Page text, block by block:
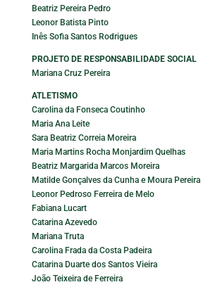
Beatriz Pereira Pedro
Leonor Batista Pinto
Inês Sofia Santos Rodrigues
PROJETO DE RESPONSABILIDADE SOCIAL
Mariana Cruz Pereira
ATLETISMO
Carolina da Fonseca Coutinho
Maria Ana Leite
Sara Beatriz Correia Moreira
Maria Martins Rocha Monjardim Quelhas
Beatriz Margarida Marcos Moreira
Matilde Gonçalves da Cunha e Moura Pereira
Leonor Pedroso Ferreira de Melo
Fabiana Lucart
Catarina Azevedo
Mariana Truta
Carolina Frada da Costa Padeira
Catarina Duarte dos Santos Vieira
João Teixeira de Ferreira